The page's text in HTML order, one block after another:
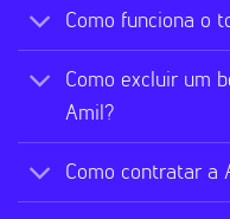
Como funciona o
Como excluir um
Amil?
Como contratar a